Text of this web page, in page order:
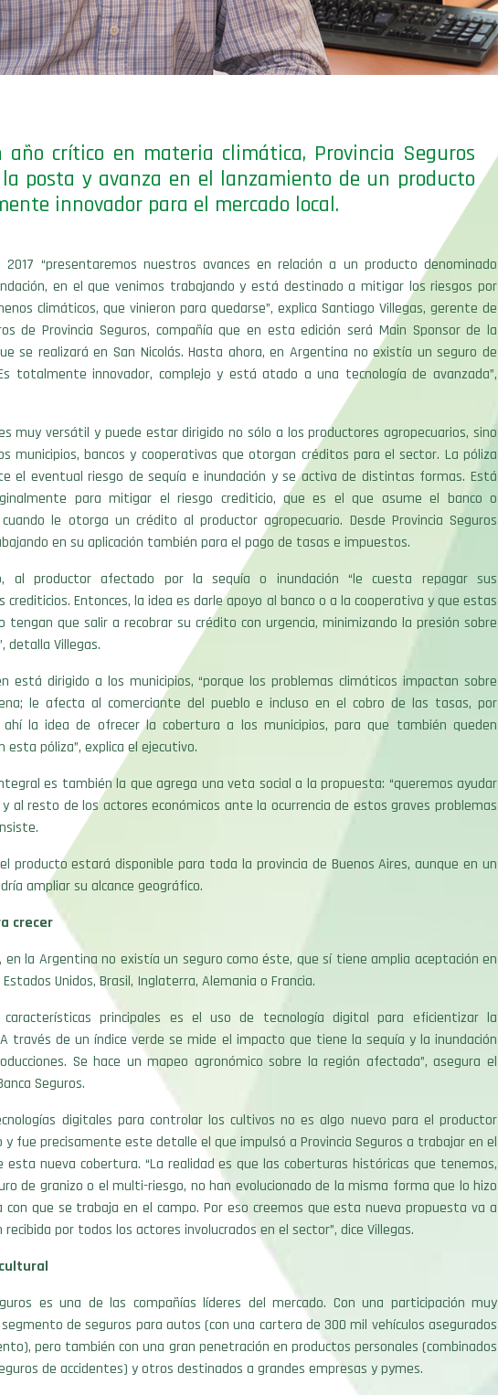
año crítico en materia climática, Provincia Seguros
posta y avanza en el lanzamiento de un producto
innovador para el mercado local.
2017 “presentaremos nuestros avances en relación a un producto denominado
en el que venimos trabajando y está destinado a mitigar los riesgos por
climáticos, que vinieron para quedarse”, explica Santiago Villegas, gerente de
de Provincia Seguros, compañía que en esta edición será Main Sponsor de la
se realizará en San Nicolás. Hasta ahora, en Argentina no existía un seguro de
totalmente innovador, complejo y está atado a una tecnología de avanzada”,
muy versátil y puede estar dirigido no sólo a los productores agropecuarios, sino
municipios, bancos y cooperativas que otorgan créditos para el sector. La póliza
el eventual riesgo de sequía e inundación y se activa de distintas formas. Está
para mitigar el riesgo crediticio, que es el que asume el banco o
le otorga un crédito al productor agropecuario. Desde Provincia Seguros
en su aplicación también para el pago de tasas e impuestos.
al productor afectado por la sequía o inundación “le cuesta repagar sus
crediticios. Entonces, la idea es darle apoyo al banco o a la cooperativa y que estas
tengan que salir a recobrar su crédito con urgencia, minimizando la presión sobre
detalla Villegas.
está dirigido a los municipios, “porque los problemas climáticos impactan sobre
le afecta al comerciante del pueblo e incluso en el cobro de las tasas, por
ahí la idea de ofrecer la cobertura a los municipios, para que también queden
esta póliza”, explica el ejecutivo.
es también la que agrega una veta social a la propuesta: “queremos ayudar
al resto de los actores económicos ante la ocurrencia de estos graves problemas
producto estará disponible para toda la provincia de Buenos Aires, aunque en un
ampliar su alcance geográfico.
crecer
en la Argentina no existía un seguro como éste, que sí tiene amplia aceptación en
Unidos, Brasil, Inglaterra, Alemania o Francia.
principales es el uso de tecnología digital para eficientizar la
través de un índice verde se mide el impacto que tiene la sequía y la inundación
Se hace un mapeo agronómico sobre la región afectada”, asegura el
Seguros.
digitales para controlar los cultivos no es algo nuevo para el productor
y fue precisamente este detalle el que impulsó a Provincia Seguros a trabajar en el
esta nueva cobertura. “La realidad es que las coberturas históricas que tenemos,
de granizo o el multi-riesgo, no han evolucionado de la misma forma que lo hizo
con que se trabaja en el campo. Por eso creemos que esta nueva propuesta va a
recibida por todos los actores involucrados en el sector”, dice Villegas.
es una de las compañías líderes del mercado. Con una participación muy
de seguros para autos (con una cartera de 300 mil vehículos asegurados
pero también con una gran penetración en productos personales (combinados
de accidentes) y otros destinados a grandes empresas y pymes.